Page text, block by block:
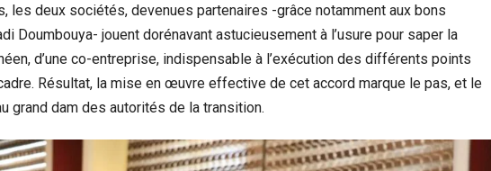
les deux sociétés, devenues partenaires -grâce notamment aux bons
Doumbouya- jouent dorénavant astucieusement à l’usure pour saper la
d’une co-entreprise, indispensable à l’exécution des différents points
Résultat, la mise en œuvre effective de cet accord marque le pas, et le
grand dam des autorités de la transition.